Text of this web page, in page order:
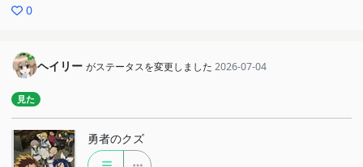
0
ヘイリー がステータスを変更しました 2026-07-04
見た
勇者のクズ